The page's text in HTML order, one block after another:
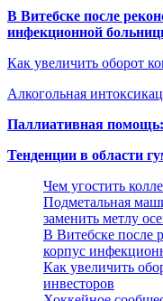
В Витебске после
инфекционной
Как увеличить оборот
Алкогольная
Паллиативная помощь:
Тенденции в области
Чем угостить
Подметальная
заменить метлу
В Витебске после
корпус
Как увеличить
инвесторов